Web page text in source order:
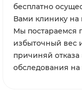
бесплатно
Вами клинику на
Мы постараемся
избыточный вес
причиняй
обследования на